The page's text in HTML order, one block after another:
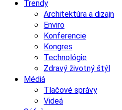
Trendy
Architektúra a dizajn
Enviro
Konferencie
Kongres
Technológie
Zdravý životný štýl
Médiá
Tlačové správy
Videá